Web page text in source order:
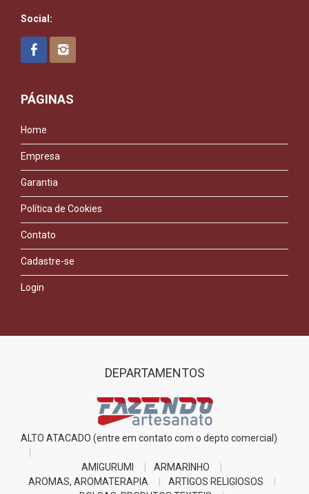
Social:
PÁGINAS
Home
Empresa
Garantia
Política de Cookies
Contato
Cadastre-se
Login
DEPARTAMENTOS
ALTO ATACADO (entre em contato com o depto comercial)
AMIGURUMI
ARMARINHO
AROMAS, AROMATERAPIA
ARTIGOS RELIGIOSOS